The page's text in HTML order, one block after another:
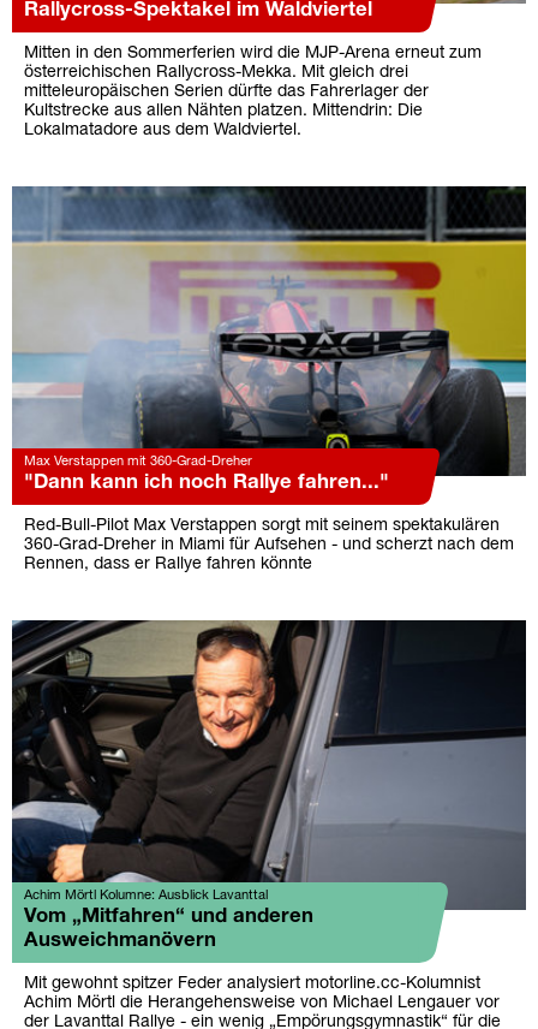
Rallycross-Spektakel im Waldviertel
Mitten in den Sommerferien wird die MJP-Arena erneut zum
österreichischen Rallycross-Mekka. Mit gleich drei
mitteleuropäischen Serien dürfte das Fahrerlager der
Kultstrecke aus allen Nähten platzen. Mittendrin: Die
Lokalmatadore aus dem Waldviertel.
Max Verstappen mit 360-Grad-Dreher
"Dann kann ich noch Rallye fahren..."
Red-Bull-Pilot Max Verstappen sorgt mit seinem spektakulären
360-Grad-Dreher in Miami für Aufsehen - und scherzt nach dem
Rennen, dass er Rallye fahren könnte
Achim Mörtl Kolumne: Ausblick Lavanttal
Vom „Mitfahren“ und anderen
Ausweichmanövern
Mit gewohnt spitzer Feder analysiert motorline.cc-Kolumnist
Achim Mörtl die Herangehensweise von Michael Lengauer vor
der Lavanttal Rallye - ein wenig „Empörungsgymnastik“ für die